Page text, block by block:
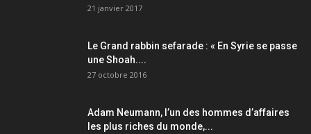
21 janvier 2017
Le Grand rabbin sefarade : « En Syrie se passe
une Shoah....
27 octobre 2016
Adam Neumann, l’un des hommes d’affaires
les plus riches du monde,...